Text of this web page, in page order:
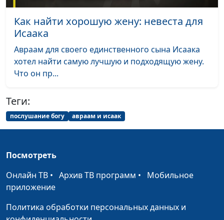
Жертва для Бога.
Нужна ли она?
Юлия Синицына,
Павел Гончар, магистр
#493
Христиане и власть
Юлия Синицына,
Павел Гончар, магистр
#492
Является ли развод
грехом?
Павел Гончар, магистр
богословия
мудрость и простоту?
Как пережить
Бога?
богословия
Как найти хорошую жену: невеста для
Исаака
Авраам для своего единственного сына Исаака
хотел найти самую лучшую и подходящую жену.
Что он пр...
Теги:
послушание богу авраам и исаак
Посмотреть
Онлайн ТВ • Архив ТВ программ • Мобильное
приложение
Политика обработки персональных данных и